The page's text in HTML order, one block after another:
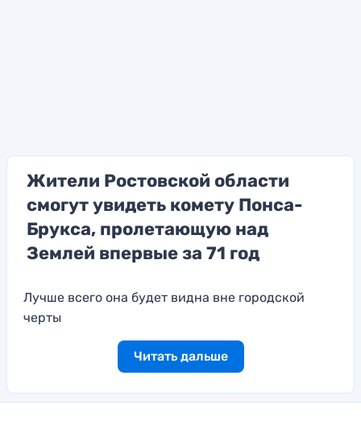
Жители Ростовской области
смогут увидеть комету Понса-
Брукса, пролетающую над
Землей впервые за 71 год
Лучше всего она будет видна вне городской
черты
Читать дальше